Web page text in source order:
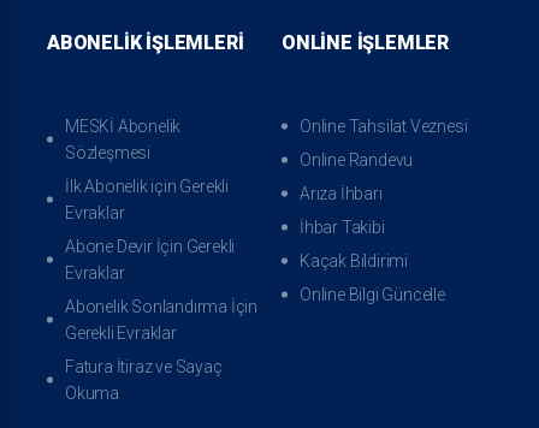
ABONELIK İŞLEMLERI
MESKİ Abonelik
Sözleşmesi
İlk Abonelik için Gerekli
Evraklar
Abone Devir İçin Gerekli
Evraklar
Abonelik Sonlandırma İçin
Gerekli Evraklar
Fatura İtiraz ve Sayaç
Okuma
ONLINE İŞLEMLER
Online Tahsilat Veznesi
Online Randevu
Arıza İhbarı
İhbar Takibi
Kaçak Bildirimi
Online Bilgi Güncelle